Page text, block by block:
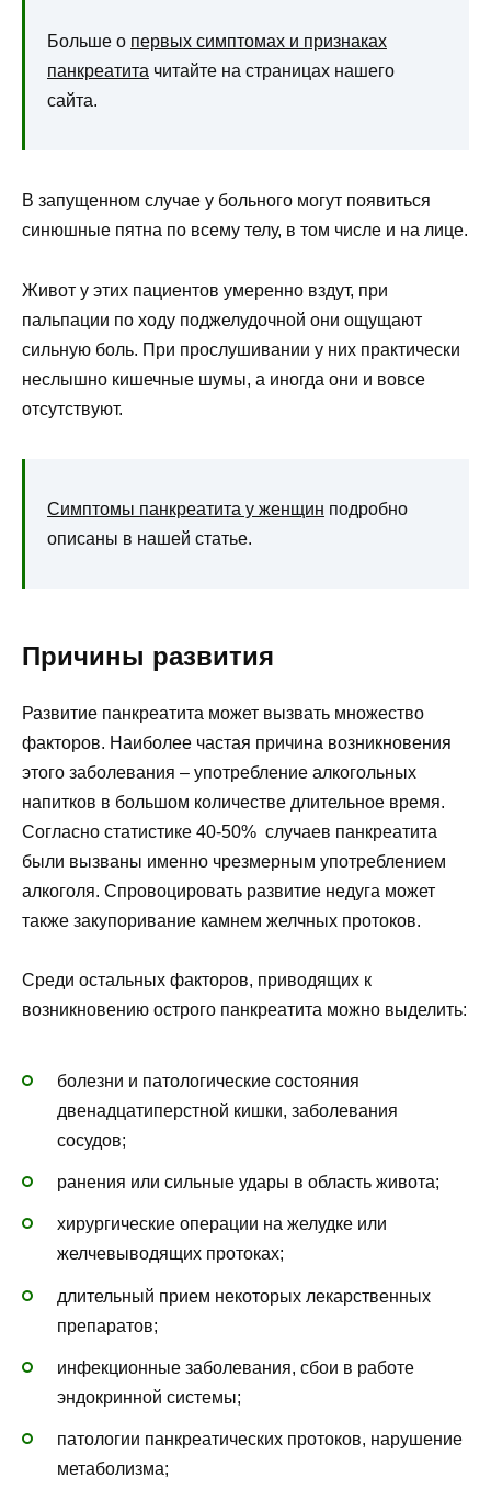
Больше о первых симптомах и признаках
панкреатита читайте на страницах нашего
сайта.
В запущенном случае у больного могут появиться
синюшные пятна по всему телу, в том числе и на лице.
Живот у этих пациентов умеренно вздут, при
пальпации по ходу поджелудочной они ощущают
сильную боль. При прослушивании у них практически
неслышно кишечные шумы, а иногда они и вовсе
отсутствуют.
Симптомы панкреатита у женщин подробно
описаны в нашей статье.
Причины развития
Развитие панкреатита может вызвать множество
факторов. Наиболее частая причина возникновения
этого заболевания – употребление алкогольных
напитков в большом количестве длительное время.
Согласно статистике 40-50% случаев панкреатита
были вызваны именно чрезмерным употреблением
алкоголя. Спровоцировать развитие недуга может
также закупоривание камнем желчных протоков.
Среди остальных факторов, приводящих к
возникновению острого панкреатита можно выделить:
болезни и патологические состояния
двенадцатиперстной кишки, заболевания
сосудов;
ранения или сильные удары в область живота;
хирургические операции на желудке или
желчевыводящих протоках;
длительный прием некоторых лекарственных
препаратов;
инфекционные заболевания, сбои в работе
эндокринной системы;
патологии панкреатических протоков, нарушение
метаболизма;